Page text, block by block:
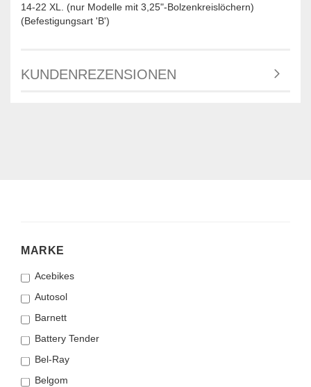
14-22 XL. (nur Modelle mit 3,25"-Bolzenkreislöchern)
(Befestigungsart 'B')
KUNDENREZENSIONEN
MARKE
MARKE
Acebikes
Autosol
Barnett
Battery Tender
Bel-Ray
Belgom